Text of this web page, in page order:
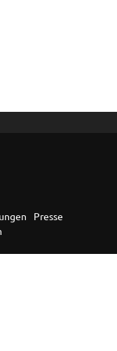
Presse